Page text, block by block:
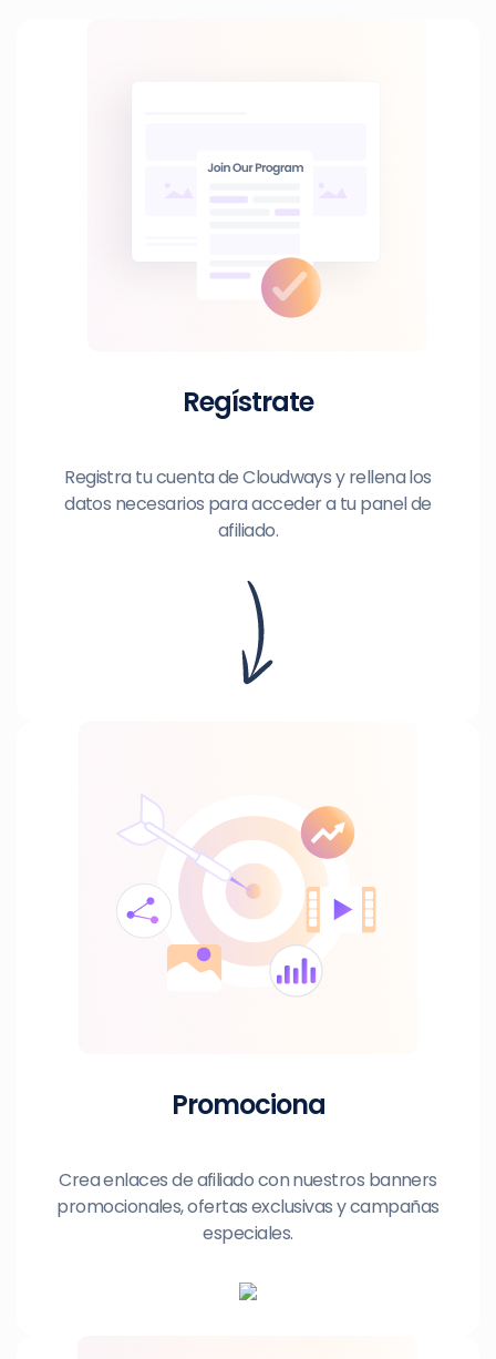
Regístrate
Registra tu cuenta de Cloudways y rellena los
datos necesarios para acceder a tu panel de
afiliado.
Promociona
Crea enlaces de afiliado con nuestros banners
promocionales, ofertas exclusivas y campañas
especiales.